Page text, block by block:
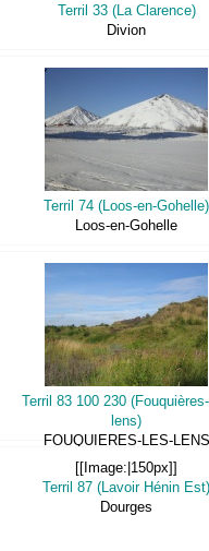
Terril 33 (La Clarence)
Divion
Terril 74 (Loos-en-Gohelle)
Loos-en-Gohelle
Terril 83 100 230
lens)
FOUQUIERES-LES-LENS
[[Image:|150px]]
Terril 87 (Lavoir Hénin Est)
Dourges